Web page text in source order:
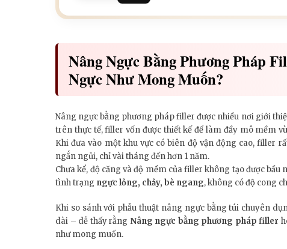
Nâng Ngực Bằng Phương Pháp
Ngực Như Mong Muốn?
Nâng ngực bằng phương pháp filler được nhiều nơi giới
trên thực tế, filler vốn được thiết kế để làm đầy mô mềm
Khi đưa vào một khu vực có biên độ vận động cao, filler
ngắn ngủi, chỉ vài tháng đến hơn 1 năm.
Chưa kể, độ căng và độ mềm của filler không tạo được
tình trạng ngực lỏng, chảy, bè ngang, không có độ cong
Khi so sánh với phẫu thuật nâng ngực bằng túi chuyên
dài – dễ thấy rằng Nâng ngực bằng phương pháp filler
như mong muốn.